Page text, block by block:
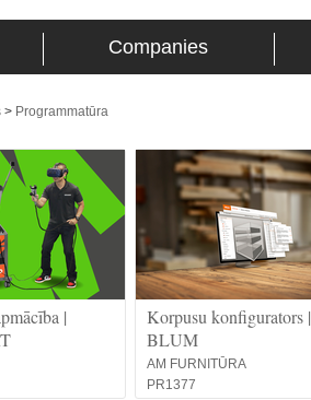
Companies
> Programmatūra
|
Korpusu konfigurators |
BLUM
AM FURNITŪRA
PR1377